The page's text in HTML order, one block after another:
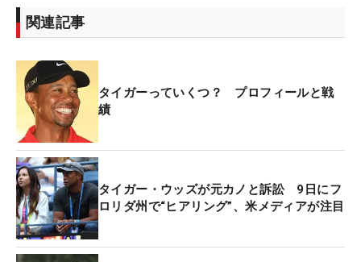
た。だが、エリカさん側はその裁定を不服として、
5月31日、裁判官に“再考”を申し立てたことが明ら
エリカさんの代理人、ベンジャミン・ホダス氏は
「米国地方裁判所は双方の合意がないものに“仲
裁”を裁定することはできない」と主張。「仲裁は強
制されるべきものではない。少なくともヒアリング
は実施されるべき」と申立書を申請した。
また、二人が交わしていた秘密保持契約が無効であ
ると主張するエリカさんに対し、タイガー側は「彼
関連記事
タイガーっていくつ？ プロフィールと戦
績
タイガー・ウッズが元カノと訴訟 9日にフ
ロリダ州で“ヒアリング”、米メディアが注目